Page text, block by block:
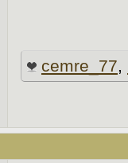
cemre_77,